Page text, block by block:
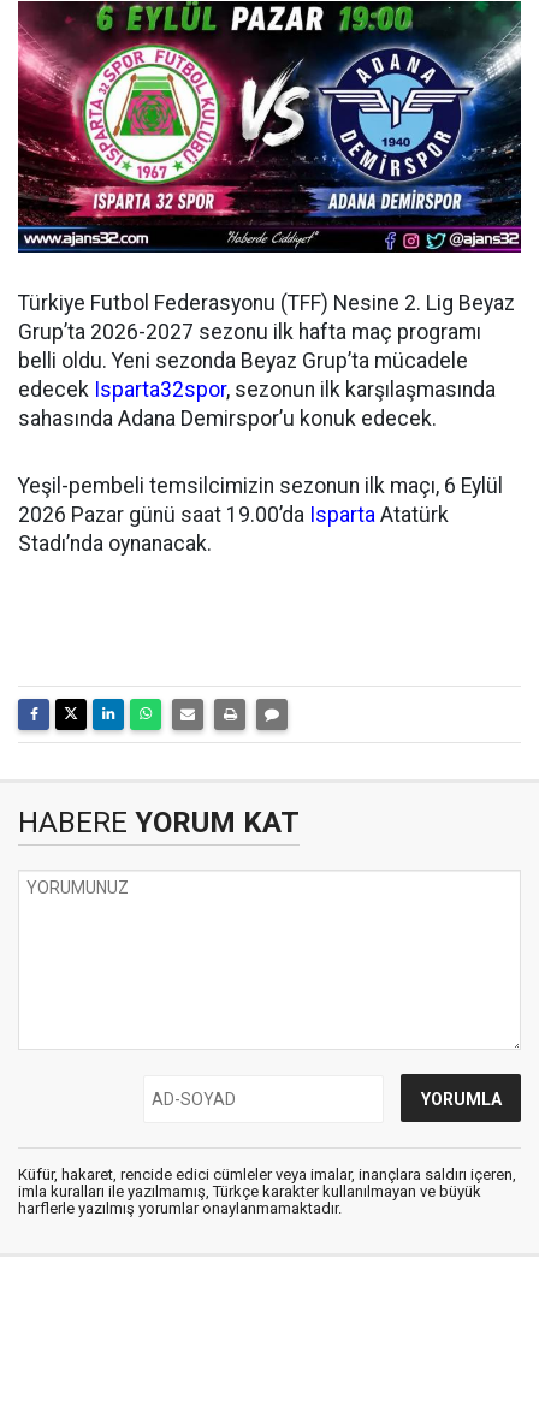
Türkiye Futbol Federasyonu (TFF) Nesine 2. Lig Beyaz
Grup’ta 2026-2027 sezonu ilk hafta maç programı
belli oldu. Yeni sezonda Beyaz Grup’ta mücadele
edecek Isparta32spor, sezonun ilk karşılaşmasında
sahasında Adana Demirspor’u konuk edecek.
Yeşil-pembeli temsilcimizin sezonun ilk maçı, 6 Eylül
2026 Pazar günü saat 19.00’da Isparta Atatürk
Stadı’nda oynanacak.
HABERE YORUM KAT
Küfür, hakaret, rencide edici cümleler veya imalar, inançlara saldırı içeren,
imla kuralları ile yazılmamış, Türkçe karakter kullanılmayan ve büyük
harflerle yazılmış yorumlar onaylanmamaktadır.